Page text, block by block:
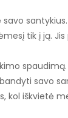
tik į ją. Jis
savo
kol iškvietė